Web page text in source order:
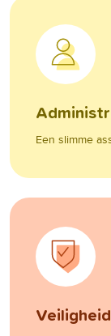
Een slimme